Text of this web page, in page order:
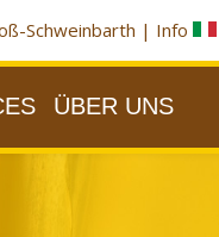
Schweinbarth | Info
ÜBER UNS